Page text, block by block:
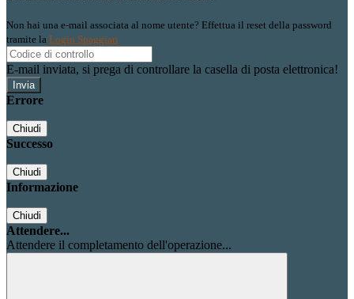
Non hai una e-mail associata al nome utente? Effettua il reset della password
tramite la Login Spaggiari
E-mail inviata, si prega di controllare la casella di posta elettronica!
Errore
Chiudi
Successo
Chiudi
Informazione
Chiudi
Attendere...
Attendere il completamento dell'operazione...